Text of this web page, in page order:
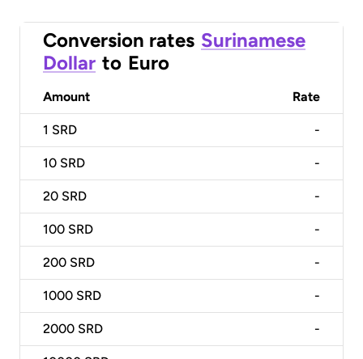
Conversion rates Surinamese
Dollar to Euro
Amount Rate
1 SRD -
10 SRD -
20 SRD -
100 SRD -
200 SRD -
1000 SRD -
2000 SRD -